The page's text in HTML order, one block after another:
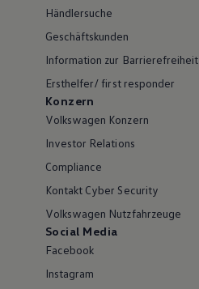
Händlersuche
Geschäftskunden
Information zur Barrierefreiheit
Ersthelfer/ first responder
Konzern
Volkswagen Konzern
Investor Relations
Compliance
Kontakt Cyber Security
Volkswagen Nutzfahrzeuge
Social Media
Facebook
Instagram